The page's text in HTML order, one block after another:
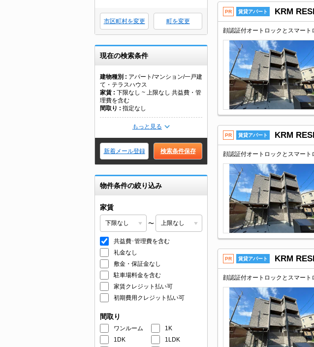
市区町村を変更 町を変更
現在の検索条件
建物種別
アパート/マンション/一戸建
て・テラスハウス
家賃
下限なし ~ 上限なし 共益費・管
理費を含む
間取り
指定なし
もっと見る
新着メール登録 検索条件保存
物件条件の絞り込み
家賃
〜
共益費･管理費を含む
礼金なし
敷金・保証金なし
駐車場料金を含む
家賃クレジット払い可
初期費用クレジット払い可
間取り
ワンルーム
1K
1DK
1LDK
PR 賃貸アパート KRM
PR 賃貸アパート KRM
PR 賃貸アパート KRM